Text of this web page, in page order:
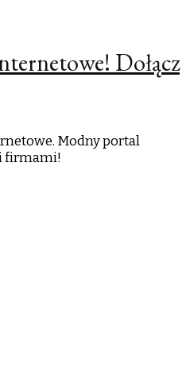
Dołącz
Modny portal
firmami!